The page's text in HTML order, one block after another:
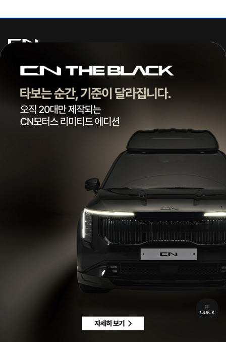
주식회사 씨엔모터스
대표 | 조종현
전화 |1855-3966
팩스 | 032-578-3966
통신판매업신고번호 | 제 2022-인천서구-2322호
차량구매상담 | 평일 09:00 ~ 18:00 / 주말 및 공휴일 10:00 ~ 18:00
AS 및 기타상담 | 평일 09:00 ~ 18:00 / 주말 및 공휴일 휴무
이메일수집정보